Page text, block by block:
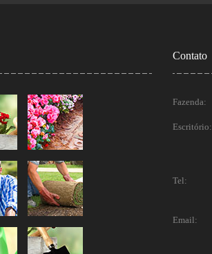
Contato
Fazenda:
Escritório:
Tel:
Email: